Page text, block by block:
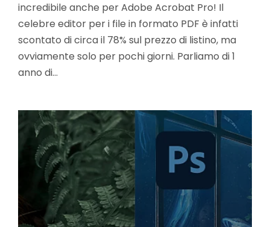
incredibile anche per Adobe Acrobat Pro! Il
celebre editor per i file in formato PDF è infatti
scontato di circa il 78% sul prezzo di listino, ma
ovviamente solo per pochi giorni. Parliamo di 1
anno di…